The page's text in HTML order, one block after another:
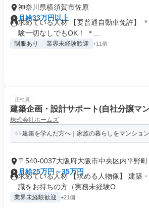
神奈川県横須賀市佐原
月給33万円以上
求めている人材 【要普通自動車免許】
験一切なしでもOK！ ＊...
制服あり 業界未経験歓迎 +11個
正社員
建築企画・設計サポート(自社分譲マ
株式会社ホームズ
建築を学んだ方へ｜家族の暮らしをマンショ
〒540-0037大阪府大阪市中央区内平野町
月給25万円～35万円
求めている人材 【求める人物像】 建築
識をお持ちの方（実務未経験O...
業界未経験歓迎 +21個